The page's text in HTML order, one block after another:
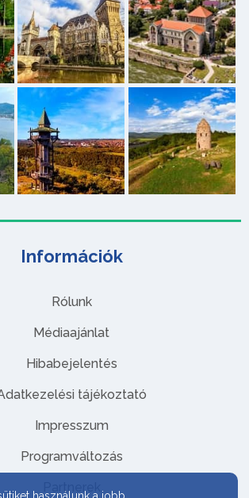
Információk
Rólunk
Médiaajánlat
Hibabejelentés
tájékoztató
Impresszum
Programváltozás
Partnerek